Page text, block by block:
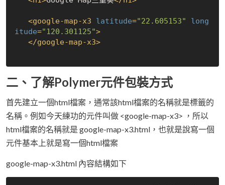
<google-map-x3 latitude="22.605153"
long
itude="120.301125">
</google-map-x3>
二、了解Polymer元件包裝方式
首先建立一個html檔案，通常該html檔案的名稱就是標籤的
名稱。例如今天練功的元件叫做 <google-map-x3> ，所以
html檔案的名稱就是 google-map-x3.html，也就是說寫一個
元件基本上就是寫一個html檔案
google-map-x3.html 內容結構如下